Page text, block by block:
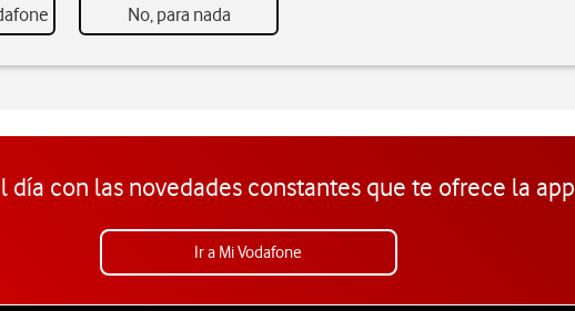
No, para nada
día con las novedades constantes que te ofrece la app
Ir a Mi Vodafone